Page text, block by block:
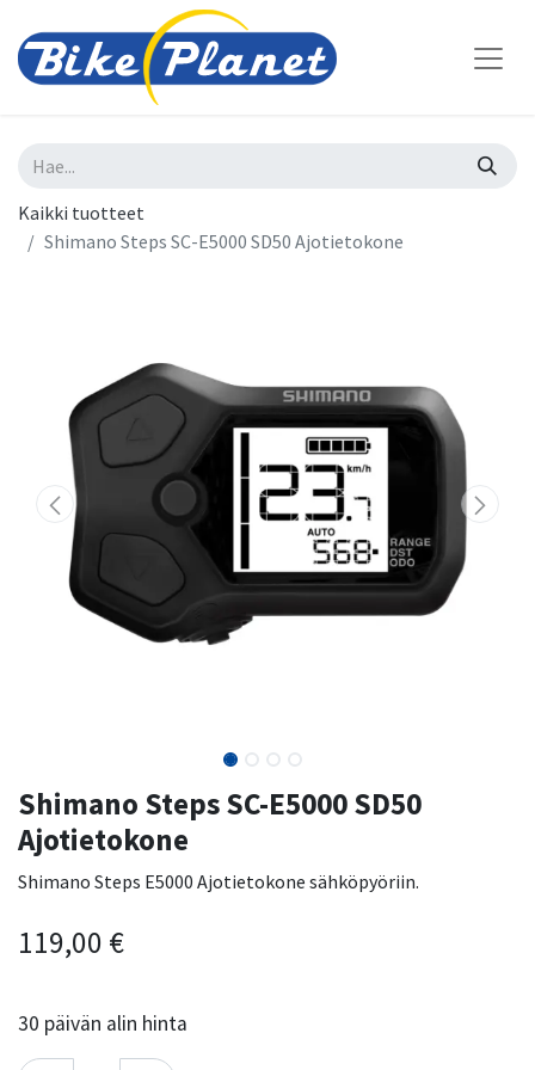
Kaikki tuotteet
Shimano Steps SC-E5000 SD50 Ajotietokone
Shimano Steps SC-E5000 SD50
Ajotietokone
Shimano Steps E5000 Ajotietokone sähköpyöriin.
119,00 €
30 päivän alin hinta